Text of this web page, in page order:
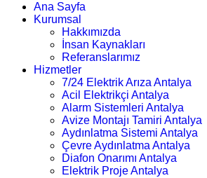
Ana Sayfa
Kurumsal
Hakkımızda
İnsan Kaynakları
Referanslarımız
Hizmetler
7/24 Elektrik Arıza Antalya
Acil Elektrikçi Antalya
Alarm Sistemleri Antalya
Avize Montajı Tamiri Antalya
Aydınlatma Sistemi Antalya
Çevre Aydınlatma Antalya
Diafon Onarımı Antalya
Elektrik Proje Antalya